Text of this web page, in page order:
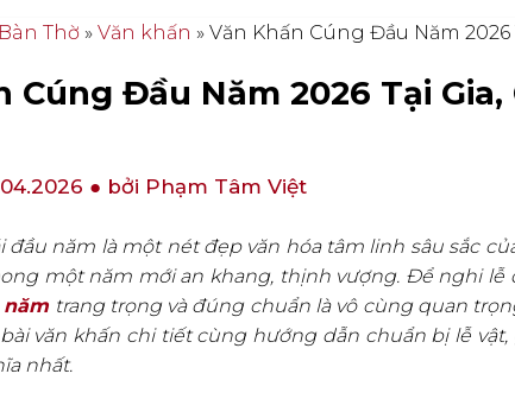
Thờ » Văn khấn » Văn Khấn Cúng Đầu Năm
Cúng Đầu Năm 2026 Tại
● bởi Phạm Tâm Việt
đầu năm là một nét đẹp văn hóa tâm linh sâu sắc
một năm mới an khang, thịnh vượng. Để nghi
năm trang trọng và đúng chuẩn là vô cùng quan
văn khấn chi tiết cùng hướng dẫn chuẩn bị lễ
nhất.